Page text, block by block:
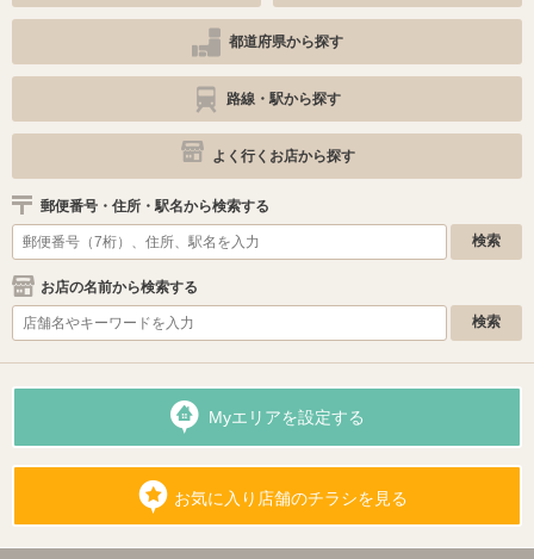
都道府県から探す
路線・駅から探す
よく行くお店から探す
郵便番号・住所・駅名から検索する
お店の名前から検索する
Myエリアを設定する
お気に入り店舗のチラシを見る